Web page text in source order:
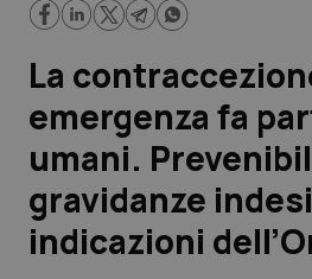
Lavoro e Professioni
Scienza e Farmaci
Studi e Analisi
Lettere al direttore
La
emergenza fa
umani.
gravidanze
indicazioni